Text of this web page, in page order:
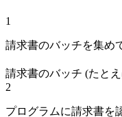
1
請求書のバッチを集め
請求書のバッチ (たと
2
プログラムに請求書を